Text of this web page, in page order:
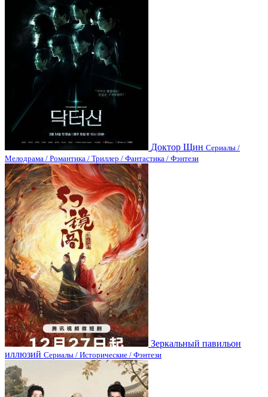
Доктор Щин Сериалы /
Мелодрама / Романтика / Триллер / Фантастика / Фэнтези
Зеркальный павильон
иллюзий Сериалы / Исторические / Фэнтези